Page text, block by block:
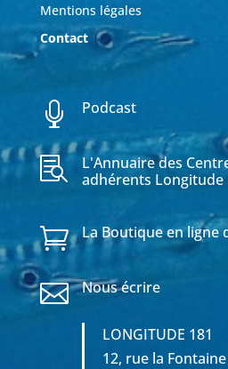
Mentions légales
Contact
 Podcast

L'Annuaire des
adhérents Longitude
 La Boutique en ligne
 Nous écrire
LONGITUDE 181
12, rue la Fontaine